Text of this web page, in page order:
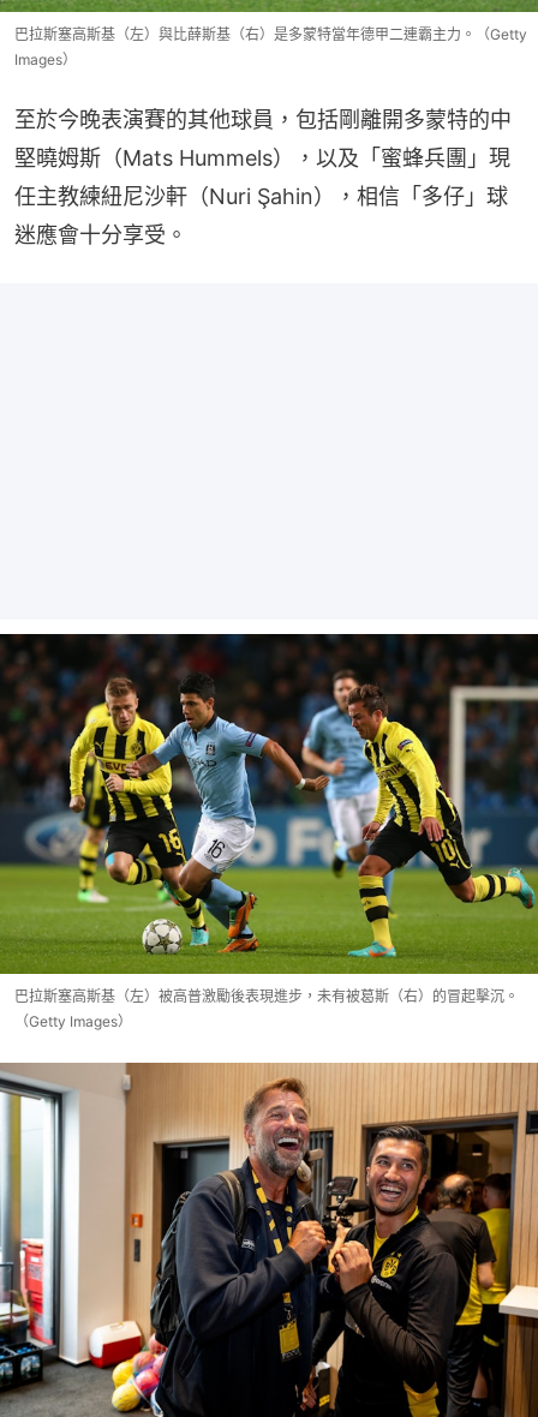
巴拉斯塞高斯基（左）與比薛斯基（右）是多蒙特當年德甲二連霸主力。（Getty
Images）
至於今晚表演賽的其他球員，包括剛離開多蒙特的中
堅曉姆斯（Mats Hummels），以及「蜜蜂兵團」現
任主教練紐尼沙軒（Nuri Şahin），相信「多仔」球
迷應會十分享受。
巴拉斯塞高斯基（左）被高普激勵後表現進步，未有被葛斯（右）的冒起擊沉。
（Getty Images）